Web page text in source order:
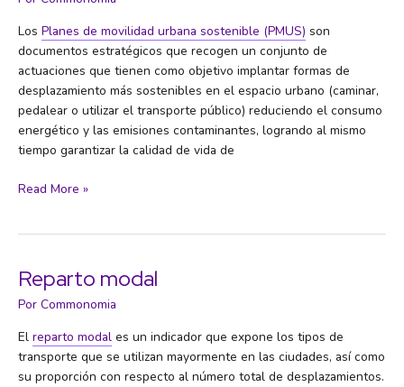
Los Planes de movilidad urbana sostenible (PMUS) son
documentos estratégicos que recogen un conjunto de
actuaciones que tienen como objetivo implantar formas de
desplazamiento más sostenibles en el espacio urbano (caminar,
pedalear o utilizar el transporte público) reduciendo el consumo
energético y las emisiones contaminantes, logrando al mismo
tiempo garantizar la calidad de vida de
Planes
(PMUS)
Read More »
Reparto modal
Por Commonomia
El reparto modal es un indicador que expone los tipos de
transporte que se utilizan mayormente en las ciudades, así como
su proporción con respecto al número total de desplazamientos.